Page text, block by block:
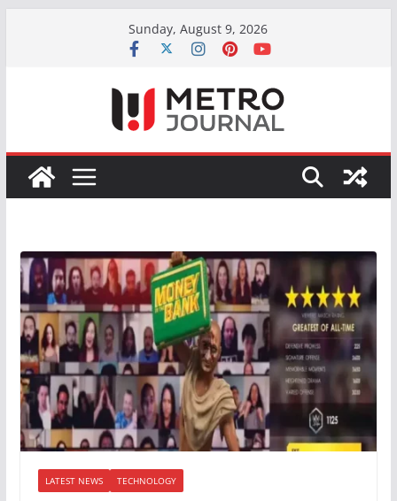
Sunday, August 9, 2026
LATEST NEWS TECHNOLOGY